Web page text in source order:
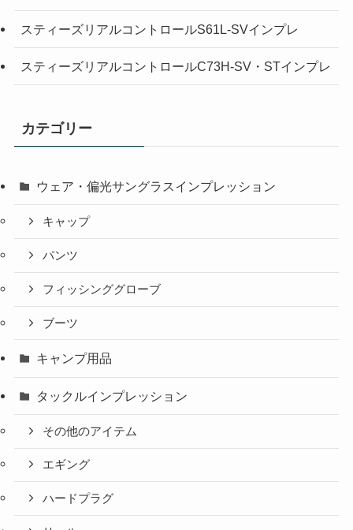
スティーズリアルコントロールS61L-SVインプレ
スティーズリアルコントロールC73H-SV・STインプレ
カテゴリー
ウェア・偏光サングラスインプレッション
キャップ
パンツ
フィッシンググローブ
ブーツ
キャンプ用品
タックルインプレッション
その他のアイテム
エギング
ハードプラグ